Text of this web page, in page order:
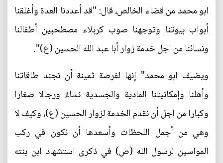
ابو محمد من قضاء الخالص، قال: "قد أعددنا العدة وأغلقنا
أبواب بيوتنا وتوجهنا صوب كربلاء مصطحبين أطفالنا
ونسائنا من اجل خدمة زوار أبا عبد الله الحسين (ع)".
ويضيف ابو محمد" إنها لفرصة ثمينة أن نجند طاقاتنا
وأهلنا وإمكانيتنا المادية والجسدية نساءً ورجالا صغارا
وكبارا من اجل أن نقدم الخدمة لزوار الحسين (ع)، وكيف لا
وهي من أجمل اللحظات وأسعدها أن نكون في ركب
المواسين لرسول الله (ص) في ذكرى استشهاد ابن بنته